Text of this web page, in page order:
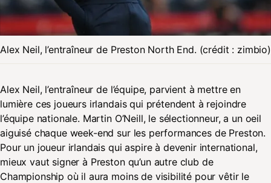
Alex Neil, l’entraîneur de Preston North End. (crédit : zimbio)
Alex Neil, l’entraîneur de l’équipe, parvient à mettre en
lumière ces joueurs irlandais qui prétendent à rejoindre
l’équipe nationale. Martin O’Neill, le sélectionneur, a un oeil
aiguisé chaque week-end sur les performances de Preston.
Pour un joueur irlandais qui aspire à devenir international,
mieux vaut signer à Preston qu’un autre club de
Championship où il aura moins de visibilité pour vêtir le